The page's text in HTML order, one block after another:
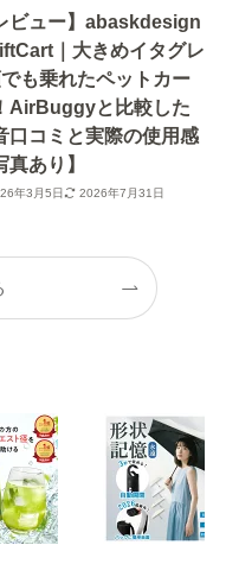
ビュー】abaskdesign
｜大きめイタグレ
も乗れたペットカー
AirBuggyと比較した
口コミと実際の使用感
真あり】
年3月5日 2026年7月31日